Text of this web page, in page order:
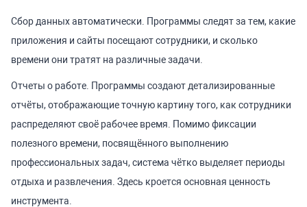
Сбор данных автоматически. Программы следят за тем, какие
приложения и сайты посещают сотрудники, и сколько
времени они тратят на различные задачи.
Отчеты о работе. Программы создают детализированные
отчёты, отображающие точную картину того, как сотрудники
распределяют своё рабочее время. Помимо фиксации
полезного времени, посвящённого выполнению
профессиональных задач, система чётко выделяет периоды
отдыха и развлечения. Здесь кроется основная ценность
инструмента.